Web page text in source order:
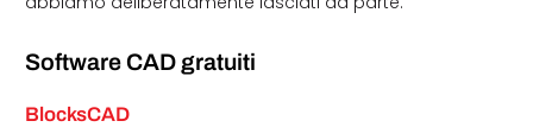
Software CAD gratuiti
BlocksCAD